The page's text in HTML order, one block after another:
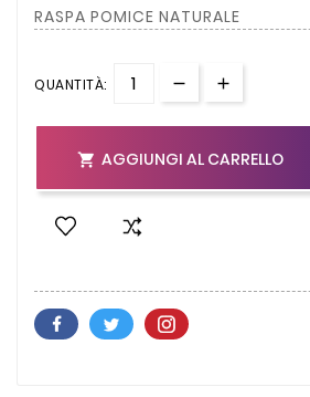
RASPA POMICE NATURALE
QUANTITÀ:
 AGGIUNGI AL CARRELLO